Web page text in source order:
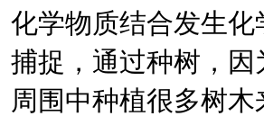
化学物质结合发生
捕捉，通过种树，
周围中种植很多树